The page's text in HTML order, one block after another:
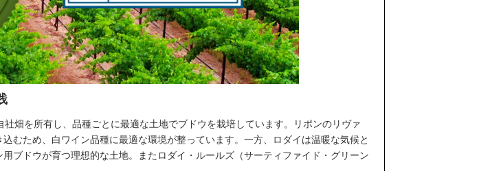
畑を所有し、品種ごとに最適な土地でブドウを栽培しています。リポンのリヴァ
むため、白ワイン品種に最適な環境が整っています。一方、ロダイは温暖な気候と
ブドウが育つ理想的な土地。またロダイ・ルールズ（サーティファイド・グリーン